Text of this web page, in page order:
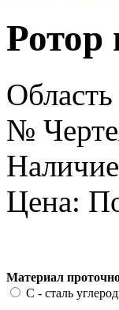
Ротор
№
Цена:
Материал
С - сталь